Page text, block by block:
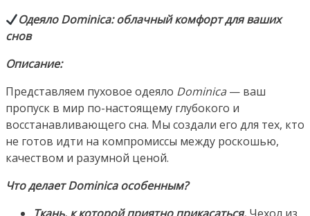
Одеяло Dominica: облачный комфорт для ваших
снов
Описание:
Представляем пуховое одеяло Dominica — ваш
пропуск в мир по-настоящему глубокого и
восстанавливающего сна. Мы создали его для тех, кто
не готов идти на компромиссы между роскошью,
качеством и разумной ценой.
Что делает Dominica особенным?